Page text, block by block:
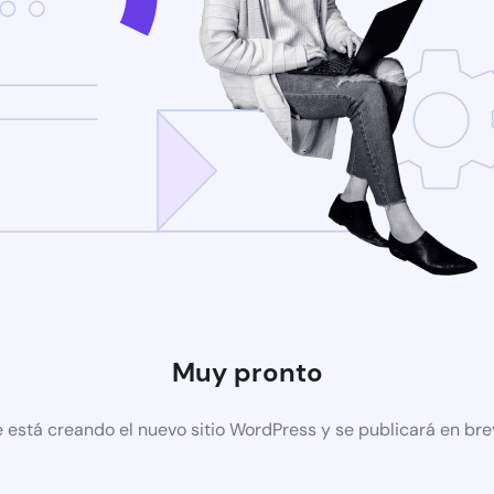
Muy pronto
está creando el nuevo sitio WordPress y se publicará en